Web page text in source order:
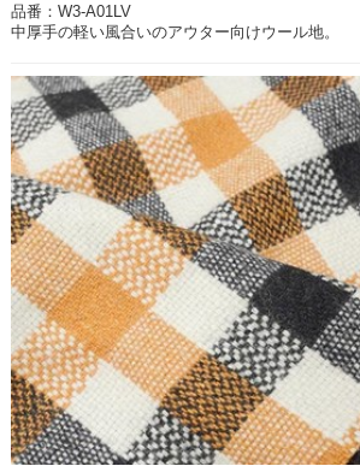
品番：W3-A01LV
中厚手の軽い風合いのアウター向けウール地。